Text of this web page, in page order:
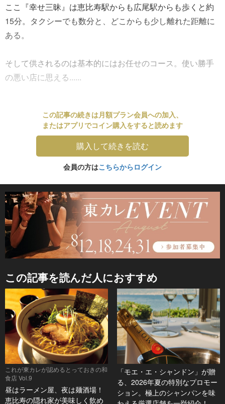
ここ『幸せ三昧』は恵比寿駅からも広尾駅からも歩くと約
15分。タクシーでも数分と、どこからも少し離れた距離に
ある。
そして供されるのは基本的にはお任せのコース。使い勝手
の悪い店に思える......
この記事の続きは月額プラン会員への加入、
またはアプリでコイン購入をすると読めます
購入して続きを読む
会員の方はこちらからログイン
この記事を読んだ人におすすめ
これが東カレが認めるとっておきの和
食店 Vol.9
昼はラーメン屋、夜は麺酒場！
恵比寿の隠れ家が美味しく飲め
「モエ・エ・シャンドン」が贈
る、2026年夏の特別なプロモー
ション。極上のシャンパンを味